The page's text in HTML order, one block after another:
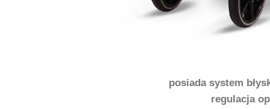
posiada system
regulacja